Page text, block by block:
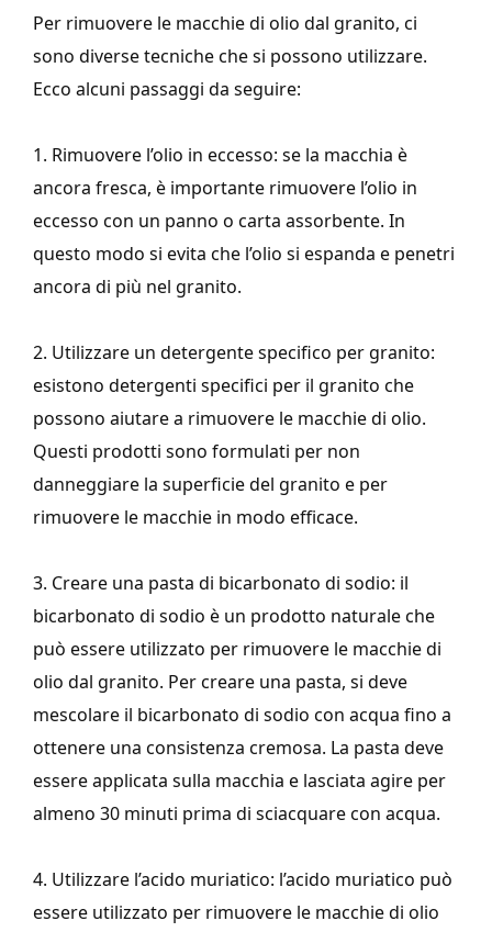
Per rimuovere le macchie di olio dal granito, ci
sono diverse tecniche che si possono utilizzare.
Ecco alcuni passaggi da seguire:
1. Rimuovere l’olio in eccesso: se la macchia è
ancora fresca, è importante rimuovere l’olio in
eccesso con un panno o carta assorbente. In
questo modo si evita che l’olio si espanda e penetri
ancora di più nel granito.
2. Utilizzare un detergente specifico per granito:
esistono detergenti specifici per il granito che
possono aiutare a rimuovere le macchie di olio.
Questi prodotti sono formulati per non
danneggiare la superficie del granito e per
rimuovere le macchie in modo efficace.
3. Creare una pasta di bicarbonato di sodio: il
bicarbonato di sodio è un prodotto naturale che
può essere utilizzato per rimuovere le macchie di
olio dal granito. Per creare una pasta, si deve
mescolare il bicarbonato di sodio con acqua fino a
ottenere una consistenza cremosa. La pasta deve
essere applicata sulla macchia e lasciata agire per
almeno 30 minuti prima di sciacquare con acqua.
4. Utilizzare l’acido muriatico: l’acido muriatico può
essere utilizzato per rimuovere le macchie di olio